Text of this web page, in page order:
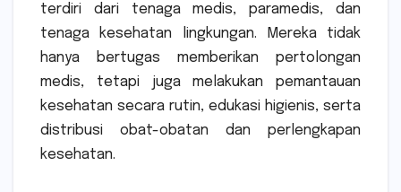
terdiri dari tenaga medis, paramedis, dan
tenaga kesehatan lingkungan. Mereka tidak
hanya bertugas memberikan pertolongan
medis, tetapi juga melakukan pemantauan
kesehatan secara rutin, edukasi higienis, serta
distribusi obat-obatan dan perlengkapan
kesehatan.